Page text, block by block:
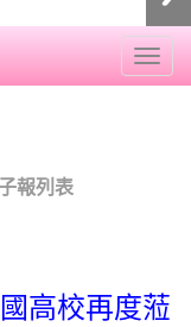
報列表
高校再度蒞